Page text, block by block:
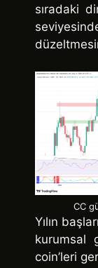
sıradaki
CC
Yılın
kurumsal
coin’leri